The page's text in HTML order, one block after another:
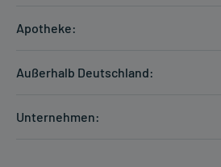
Zahlungsarten
Hilfe
Apotheke:
Außerhalb Deutschland:
Unternehmen: